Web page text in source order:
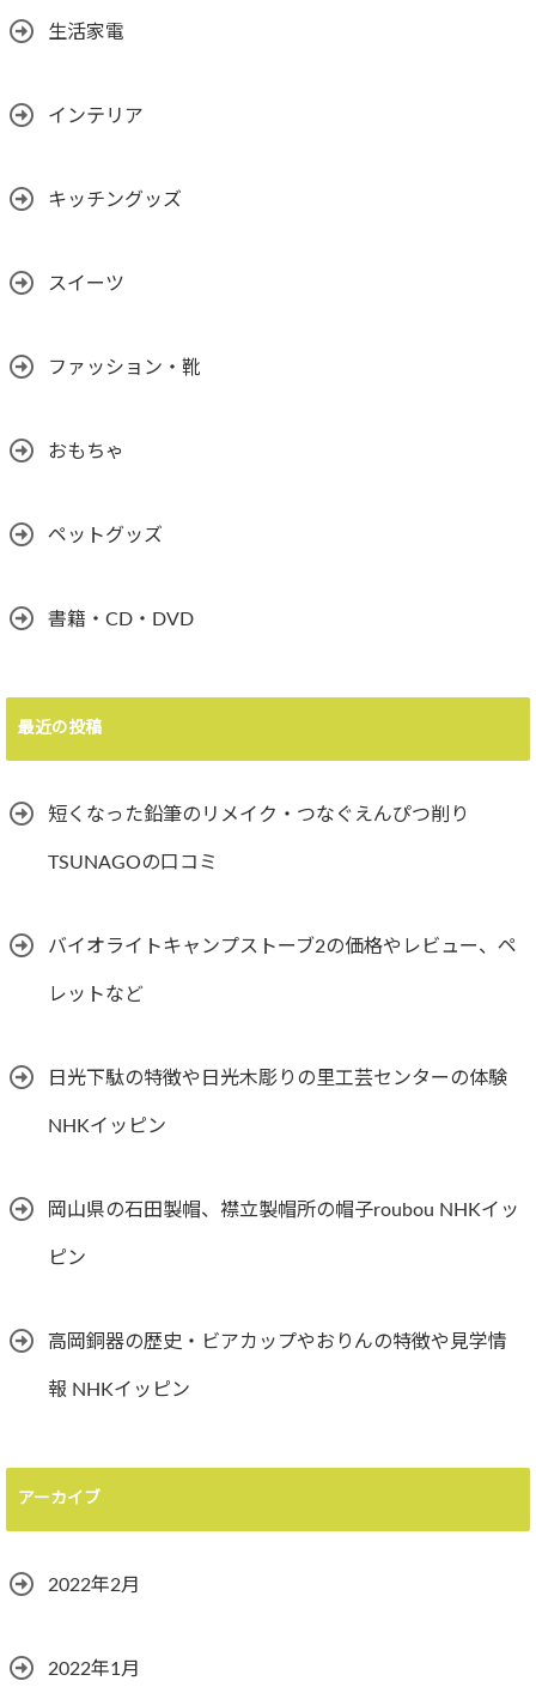
生活家電
インテリア
キッチングッズ
スイーツ
ファッション・靴
おもちゃ
ペットグッズ
書籍・CD・DVD
最近の投稿
短くなった鉛筆のリメイク・つなぐえんぴつ削り
TSUNAGOの口コミ
バイオライトキャンプストーブ2の価格やレビュー、ペ
レットなど
日光下駄の特徴や日光木彫りの里工芸センターの体験
NHKイッピン
岡山県の石田製帽、襟立製帽所の帽子roubou NHKイッ
ピン
高岡銅器の歴史・ビアカップやおりんの特徴や見学情
報 NHKイッピン
アーカイブ
2022年2月
2022年1月